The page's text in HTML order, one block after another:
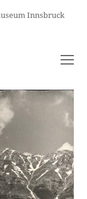
Innsbruck